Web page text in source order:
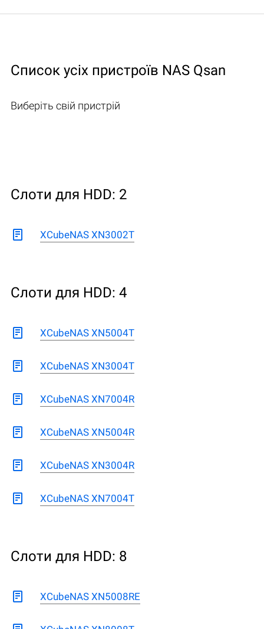
Список усіх пристроїв NAS Qsan
Виберіть свій пристрій
Слоти для HDD: 2
XCubeNAS XN3002T
Слоти для HDD: 4
XCubeNAS XN5004T
XCubeNAS XN3004T
XCubeNAS XN7004R
XCubeNAS XN5004R
XCubeNAS XN3004R
XCubeNAS XN7004T
Слоти для HDD: 8
XCubeNAS XN5008RE